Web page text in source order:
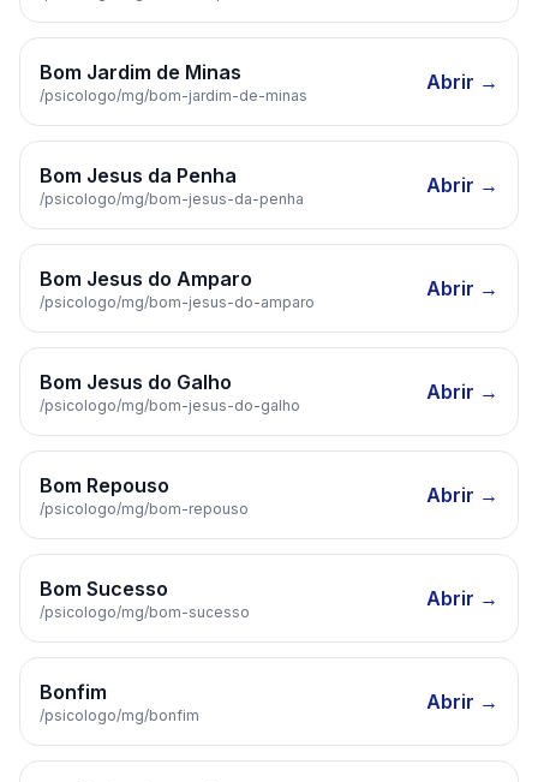
Bom Jardim de Minas
/psicologo/mg/bom-jardim-de-minas
Abrir →
Bom Jesus da Penha
/psicologo/mg/bom-jesus-da-penha
Abrir →
Bom Jesus do Amparo
/psicologo/mg/bom-jesus-do-amparo
Abrir →
Bom Jesus do Galho
/psicologo/mg/bom-jesus-do-galho
Abrir →
Bom Repouso
/psicologo/mg/bom-repouso
Abrir →
Bom Sucesso
/psicologo/mg/bom-sucesso
Abrir →
Bonfim
/psicologo/mg/bonfim
Abrir →